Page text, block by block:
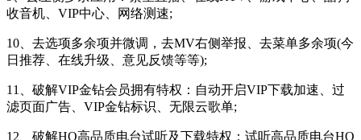
收音机、VIP中心、网络测速;
10、去选项多余项并微调，去MV右侧举报、去菜单多余项(今
日推荐、在线升级、意见反馈等等);
11、破解VIP金钻会员拥有特权：自动开启VIP下载加速、过
滤页面广告、VIP金钻标识、无限云歌单;
12、破解HQ高品质电台试听及下载特权：试听高品质电台HQ